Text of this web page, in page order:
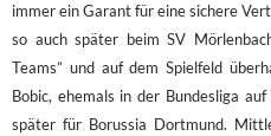
immer ein Garant für eine sichere
so auch später beim SV
Teams” und auf dem Spielfeld
Bobic, ehemals in der Bundesliga
später für Borussia Dortmund.